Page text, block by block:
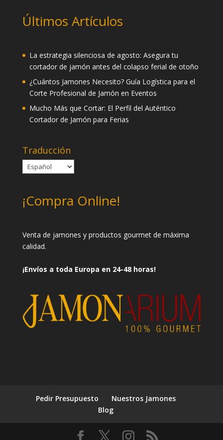
Últimos Artículos
La estrategia silenciosa de agosto: Asegura tu
cortador de jamón antes del colapso ferial de otoño
¿Cuántos Jamones Necesito? Guía Logística para el
Corte Profesional de Jamón en Eventos
Mucho Más que Cortar: El Perfil del Auténtico
Cortador de Jamón para Ferias
Traducción
¡Compra Online!
Venta de jamones y productos gourmet de máxima
calidad.
¡Envíos a toda Europa en 24-48 horas!
Pedir Presupuesto
Nuestros Jamones
Blog